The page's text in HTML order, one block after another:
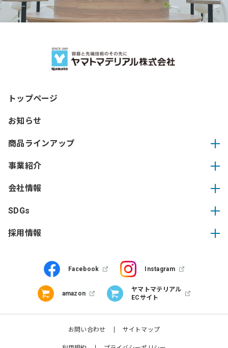
トップページ
お知らせ
商品ラインアップ
事業紹介
会社情報
SDGs
採用情報
Facebook Instagram
amazon
ヤマトマテリアル
ECサイト
お問い合わせ サイトマップ